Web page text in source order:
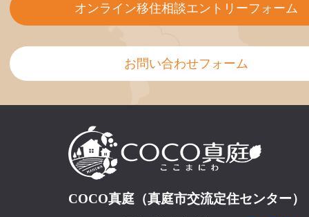
オンライン移住相談エントリーフォーム
お問い合わせフォーム
COCO真庭（真庭市交流定住センター）